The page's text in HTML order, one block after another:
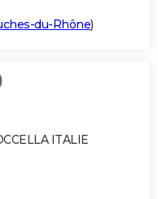
du-Rhône)
ITALIE